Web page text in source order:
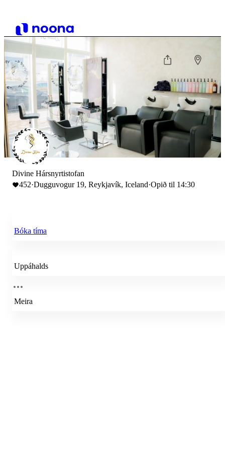
Divine Hársnyrtistofan
452·Dugguvogur 19, Reykjavík, Iceland·Opið til 14:30
Bóka tíma
Uppáhalds
Meira